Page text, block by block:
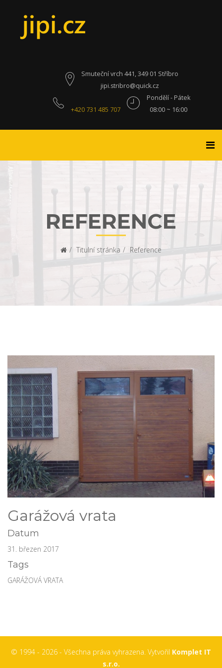
Smuteční vrch 441, 349 01 Stříbro
jipi.stribro@quick.cz
+420 731 485 707
Pondělí - Pátek
08:00 ~ 16:00
REFERENCE
Titulní stránka Reference
Garážová vrata
Datum
31. březen 2017
Tags
GARÁŽOVÁ VRATA
© 1994 - 2026 - Všechna práva vyhrazena. Vytvořil Komplet IT
s.r.o.